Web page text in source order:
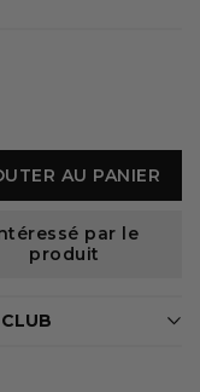
AU PANIER
par le
produit